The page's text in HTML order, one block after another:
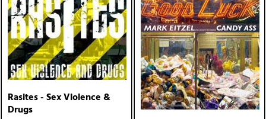
Rasites - Sex Violence &
Drugs